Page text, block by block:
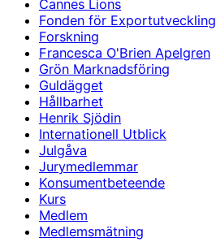
Cannes Lions
Fonden för Exportutveckling
Forskning
Francesca O'Brien Apelgren
Grön Marknadsföring
Guldägget
Hållbarhet
Henrik Sjödin
Internationell Utblick
Julgåva
Jurymedlemmar
Konsumentbeteende
Kurs
Medlem
Medlemsmätning